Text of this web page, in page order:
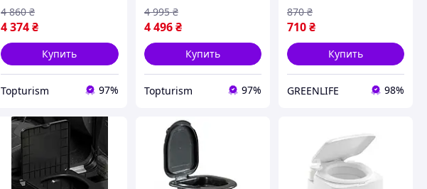
4 374₴
4 860 ₴
Купить
Topturism 97%
4 496 ₴
4 995 ₴
Купить
Topturism 97%
710₴
870 ₴
Купить
GREENLIFE 98%